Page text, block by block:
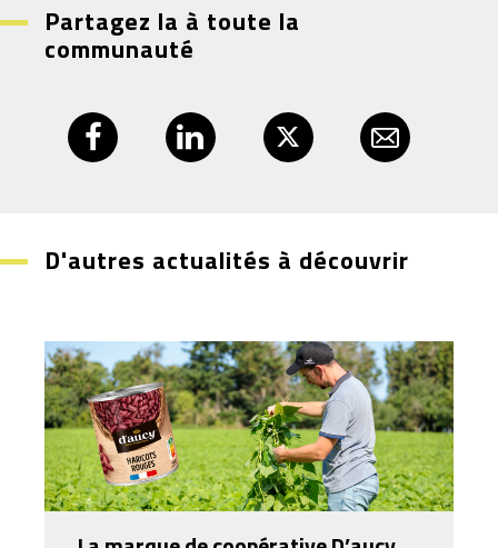
Partagez la à toute la
communauté
D'autres actualités à découvrir